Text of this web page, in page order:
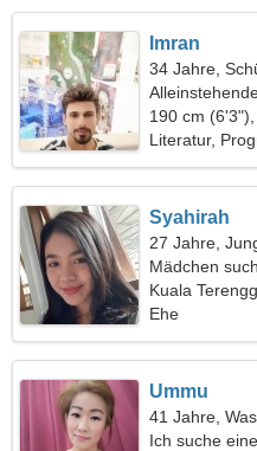
Imran
34 Jahre,
190 cm
Literatur,
Syahirah
27 Jahre,
Mädchen
Kuala
Ehe
Ummu
41 Jahre,
Ich suche